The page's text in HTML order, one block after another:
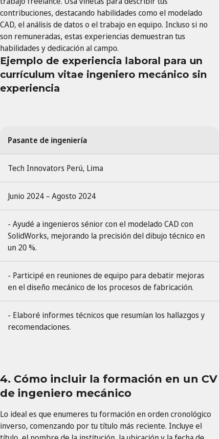
contribuciones, destacando habilidades como el modelado
CAD, el análisis de datos o el trabajo en equipo. Incluso si no
son remuneradas, estas experiencias demuestran tus
habilidades y dedicación al campo.
Ejemplo de experiencia laboral para un
currículum vitae ingeniero mecánico sin
experiencia
Pasante de ingeniería
Tech Innovators Perú, Lima
Junio 2024 – Agosto 2024
- Ayudé a ingenieros sénior con el modelado CAD con
SolidWorks, mejorando la precisión del dibujo técnico en
un 20 %.
- Participé en reuniones de equipo para debatir mejoras
en el diseño mecánico de los procesos de fabricación.
- Elaboré ​​informes técnicos que resumían los hallazgos y
recomendaciones.
4. Cómo incluir la formación en un CV
de ingeniero mecánico
Lo ideal es que enumeres tu formación en orden cronológico
inverso, comenzando por tu título más reciente. Incluye el